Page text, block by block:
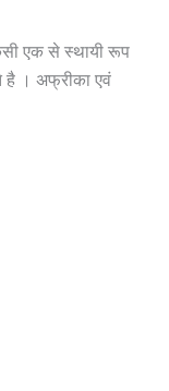
एक से स्थायी रूप
है । अफ्रीका एवं